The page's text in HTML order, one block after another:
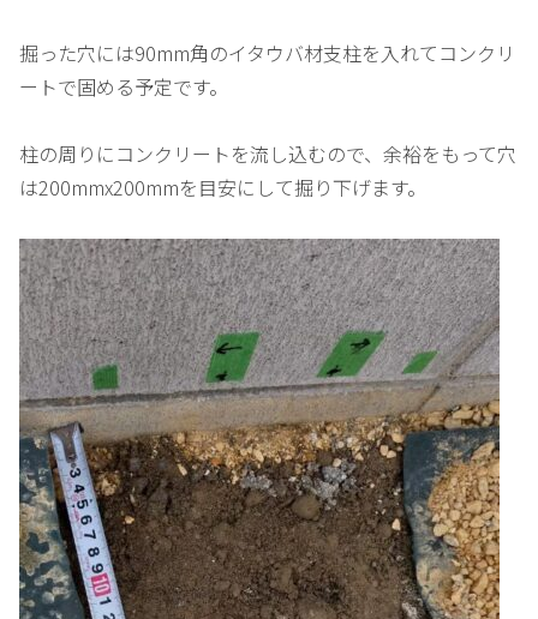
掘った穴には90mm角のイタウバ材支柱を入れてコンクリ
ートで固める予定です。
柱の周りにコンクリートを流し込むので、余裕をもって穴
は200mmx200mmを目安にして掘り下げます。